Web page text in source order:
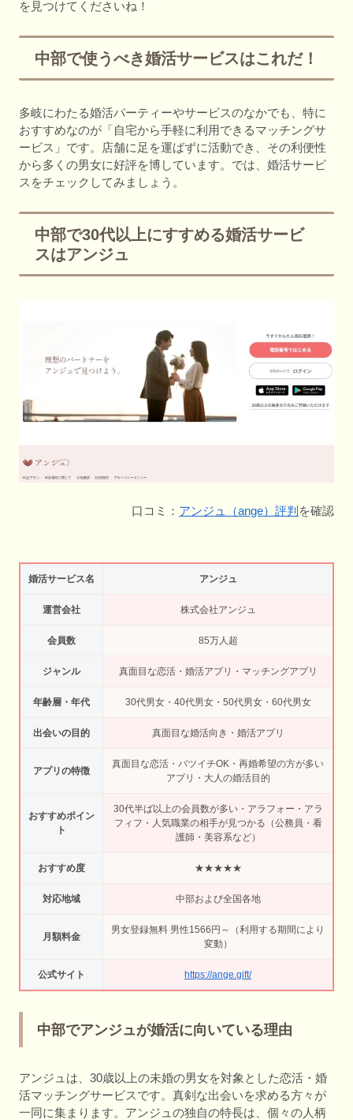
を見つけてくださいね！
中部で使うべき婚活サービスはこれだ！
多岐にわたる婚活パーティーやサービスのなかでも、特に
おすすめなのが「自宅から手軽に利用できるマッチングサ
ービス」です。店舗に足を運ばずに活動でき、その利便性
から多くの男女に好評を博しています。では、婚活サービ
スをチェックしてみましょう。
中部で30代以上にすすめる婚活サービ
スはアンジュ
口コミ： アンジュ（ange）評判 を確認
婚活サービス名 アンジュ
運営会社 株式会社アンジュ
会員数 85万人超
ジャンル 真面目な恋活・婚活アプリ・マッチングアプリ
年齢層・年代 30代男女・40代男女・50代男女・60代男女
出会いの目的 真面目な婚活向き・婚活アプリ
アプリの特徴
真面目な恋活・バツイチOK・再婚希望の方が多い
アプリ・大人の婚活目的
おすすめポイン
ト
30代半ば以上の会員数が多い・アラフォー・アラ
フィフ・人気職業の相手が見つかる（公務員・看
護師・美容系など）
おすすめ度 ★★★★★
対応地域 中部および全国各地
月額料金
男女登録無料 男性1566円～（利用する期間により
変動）
公式サイト https://ange.gift/
中部でアンジュが婚活に向いている理由
アンジュは、30歳以上の未婚の男女を対象とした恋活・婚
活マッチングサービスです。真剣な出会いを求める方々が
一同に集まります。アンジュの独自の特長は、個々の人柄